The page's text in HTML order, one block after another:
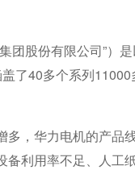
股份有限公司”）
了40多个系列
，华力电机的产品
利用率不足、人